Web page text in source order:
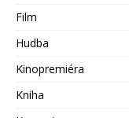
Film
Hudba
Kinopremiéra
Kniha